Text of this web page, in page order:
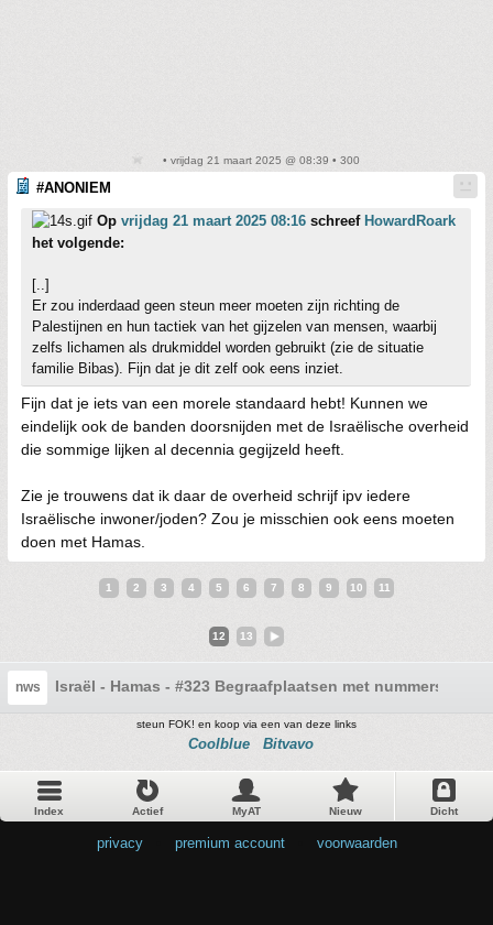
• vrijdag 21 maart 2025 @ 08:39 • 300
#ANONIEM
Op vrijdag 21 maart 2025 08:16 schreef HowardRoark
het volgende:
[..]
Er zou inderdaad geen steun meer moeten zijn richting de
Palestijnen en hun tactiek van het gijzelen van mensen, waarbij
zelfs lichamen als drukmiddel worden gebruikt (zie de situatie
familie Bibas). Fijn dat je dit zelf ook eens inziet.
Fijn dat je iets van een morele standaard hebt! Kunnen we
eindelijk ook de banden doorsnijden met de Israëlische overheid
die sommige lijken al decennia gegijzeld heeft.
Zie je trouwens dat ik daar de overheid schrijf ipv iedere
Israëlische inwoner/joden? Zou je misschien ook eens moeten
doen met Hamas.
1 2 3 4 5 6 7 8 9 10 11
12 13
nws Israël - Hamas - #323 Begraafplaatsen met nummers
steun FOK! en koop via een van deze links
Coolblue Bitvavo
Index Actief MyAT Nieuw Dicht
privacy premium account voorwaarden